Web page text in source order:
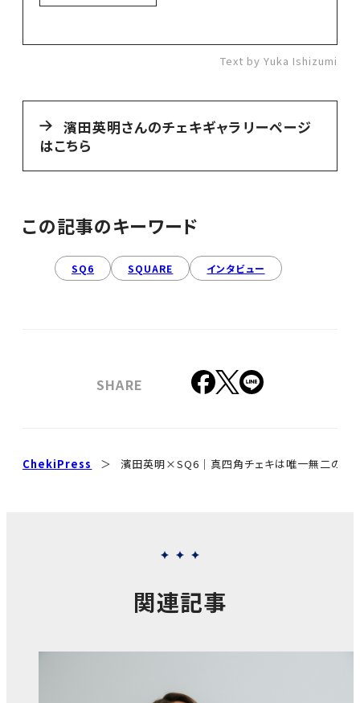
Text by Yuka Ishizumi
濱田英明さんのチェキギャラリーページ
はこちら
この記事のキーワード
SQ6 SQUARE インタビュー
SHARE
ChekiPress ＞ 濱田英明×SQ6｜真四角チェキは唯一無二の存
関連記事